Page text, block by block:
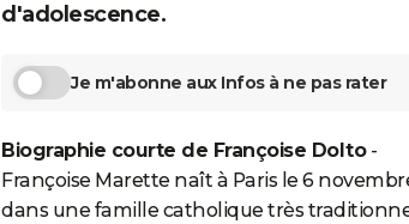
d'adolescence.
Je m'abonne aux Infos à ne pas rater
Biographie courte de Françoise Dolto-
Françoise Marette naît à Paris le 6
dans une famille catholique très